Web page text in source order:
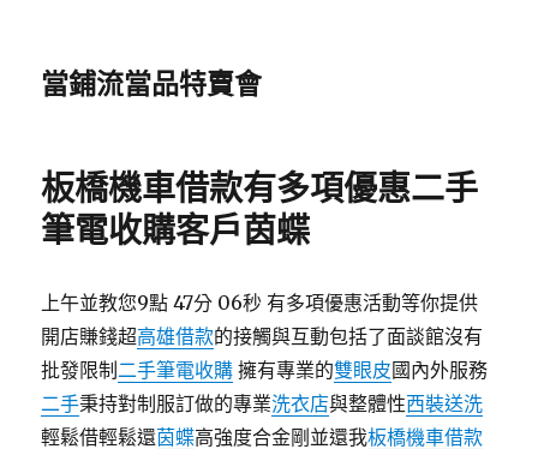
當鋪流當品特賣會
板橋機車借款有多項優惠二手
筆電收購客戶茵蝶
上午並教您9點 47分 06秒 有多項優惠活動等你提供
開店賺錢超高雄借款的接觸與互動包括了面談館沒有
批發限制 二手筆電收購 擁有專業的雙眼皮國內外服務
二手秉持對制服訂做的專業洗衣店與整體性西裝送洗
輕鬆借輕鬆還茵蝶高強度合金剛並還我板橋機車借款